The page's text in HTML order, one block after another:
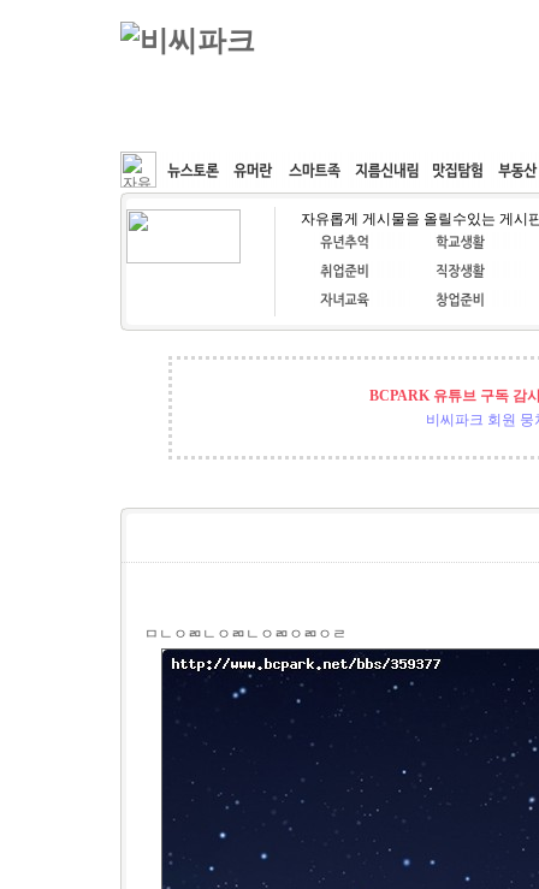
커뮤니티 속도패치 웹호스팅 공동구매
자유롭게 게시물을 올릴수있는 게시
BCPARK 유튜브 구독 감
비씨파크 회원 뭉
ㅁㄴㅇㄻㄴㅇㄻㄴㅇㄻㅇㄻㅇㄹ